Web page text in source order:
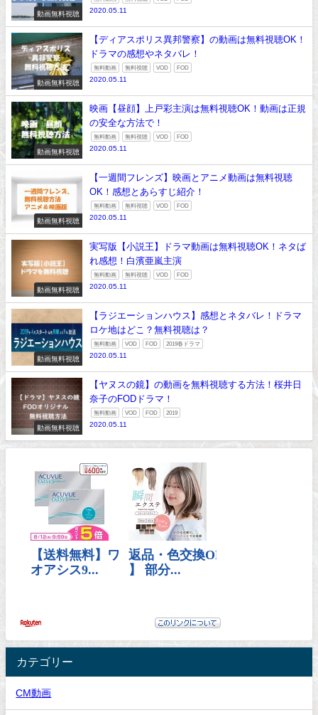
動画無料視聴 2020.05.11
動画無料視聴
【ディアスポリス異邦警察】の動画は無料視聴OK！
ドラマの感想やネタバレ！
無料動画 無料視聴 VOD FOD
2020.05.11
動画無料視聴
映画【昼顔】上戸彩主演は無料視聴OK！動画は正規
の安全な方法で！
無料動画 無料視聴 VOD FOD
2020.05.11
動画無料視聴
【一週間フレンズ】映画とアニメ動画は無料視聴
OK！感想とあらすじ紹介！
無料動画 無料視聴 VOD FOD
2020.05.11
動画無料視聴
実写版【小説王】ドラマ動画は無料視聴OK！ネタば
れ感想！白濱亜嵐主演
無料動画 無料視聴 VOD FOD
2020.05.11
動画無料視聴
【ラジエーションハウス】感想とネタバレ！ドラマ
ロケ地はどこ？無料視聴は？
無料動画 VOD FOD 2019春ドラマ
2020.05.11
動画無料視聴
【ヤヌスの鏡】の動画を無料視聴する方法！桜井日
奈子のFODドラマ！
無料動画 VOD FOD 2019
2020.05.11
カテゴリー
CM動画